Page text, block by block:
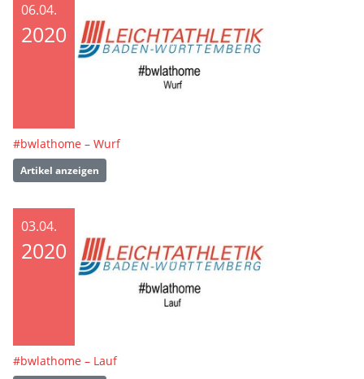
06.04.
2020
#bwlathome – Wurf
Artikel anzeigen
03.04.
2020
#bwlathome – Lauf